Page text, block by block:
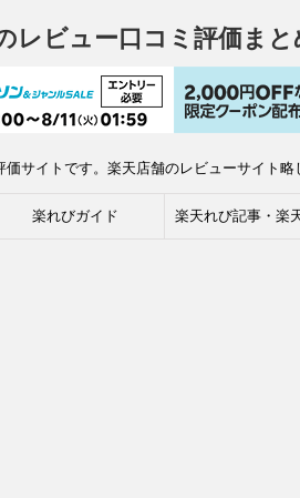
レビュー口コミ評価まと
サイトです。楽天店舗のレビューサイト
楽れびガイド 楽天れび記事・楽